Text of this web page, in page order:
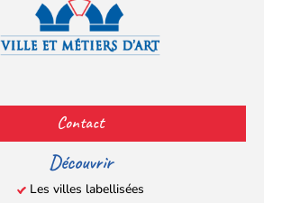
(s’ouvre
dans
un
nouvel
onglet)
(s’ouvre
dans
un
nouvel
onglet)
(s’ouvre
dans
un
nouvel
onglet)
(s’ouvre
un
nouvel
onglet)
Contact
Découvrir
Les villes labellisées